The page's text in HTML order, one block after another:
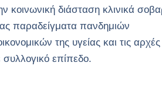
διάσταση κλινικά
παραδείγματα πανδημιών
της υγείας και τις
επίπεδο.